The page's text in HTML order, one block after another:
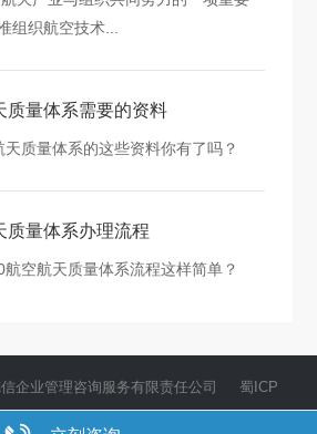
组织航空技术...
质量体系需要的资料
质量体系的这些资料你有了吗？
质量体系办理流程
空航天质量体系流程这样简单？
信企业管理咨询服务有限责任公司 蜀ICP